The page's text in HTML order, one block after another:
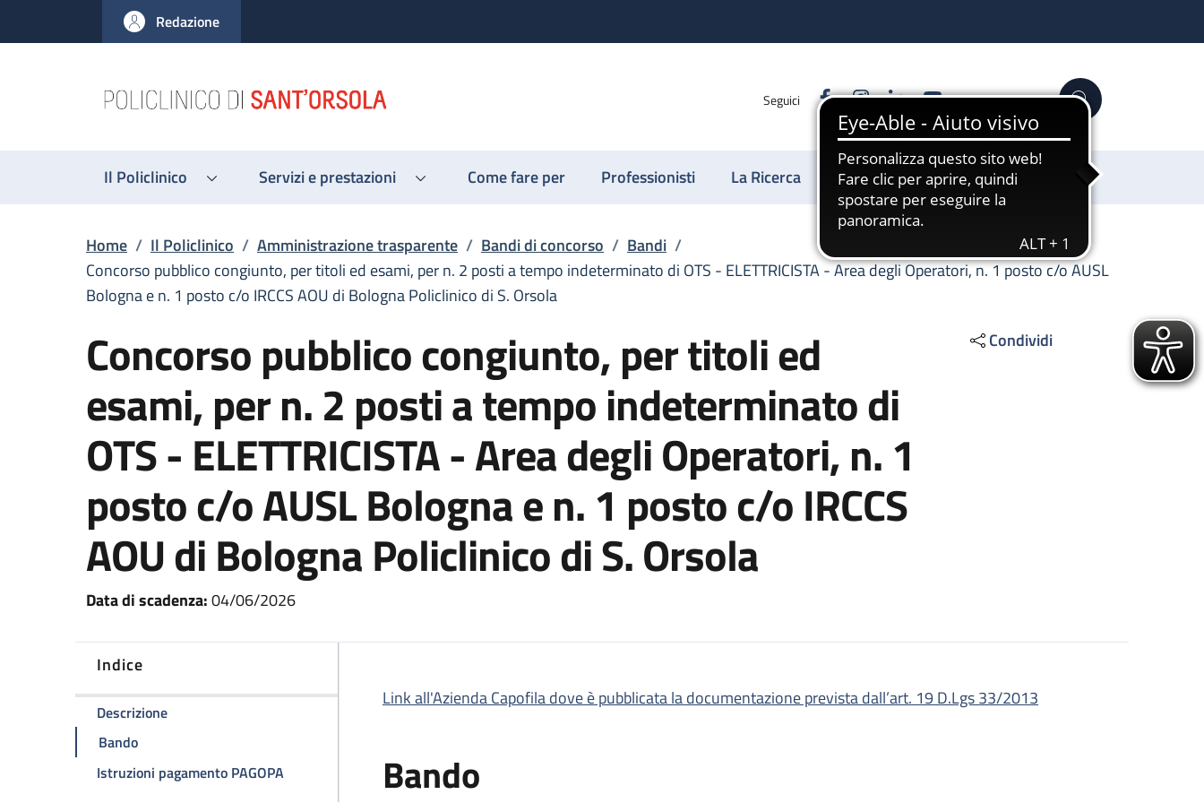
al contenuto principale
to footer content
Redazione
Seguici FacebookInstagram
LinkedinYouTube Cerca
Il Policlinico Servizi e prestazioni Come fare per Professionisti La Ricerca Sostienici
Briciole di pane
Home / Il Policlinico / Amministrazione trasparente / Bandi di concorso / Bandi /
Concorso pubblico congiunto, per titoli ed esami, per n. 2 posti a tempo indeterminato di OTS - ELETTRICISTA - Area degli Operatori, n. 1 posto c/o AUSL
Bologna e n. 1 posto c/o IRCCS AOU di Bologna Policlinico di S. Orsola
Concorso pubblico congiunto, per titoli ed
esami, per n. 2 posti a tempo indeterminato di
OTS - ELETTRICISTA - Area degli Operatori, n. 1
posto c/o AUSL Bologna e n. 1 posto c/o IRCCS
AOU di Bologna Policlinico di S. Orsola
Data di scadenza:04/06/2026
Condividi
Indice
Descrizionedella pagina Concorso pubblico congiunto, per titoli ed esami, per n. 2 posti a tempo indeterminato di OTS - ELETTRICISTA - Area degli Operatori, n. 1 posto c/o AUSL
Bandodella pagina Concorso pubblico congiunto, per titoli ed esami, per n. 2 posti a tempo indeterminato di OTS - ELETTRICISTA - Area degli Operatori, n. 1 posto c/o AUSL
Istruzioni pagamento PAGOPA della pagina Concorso pubblico congiunto, per titoli ed esami, per n. 2 posti a tempo indeterminato di OTS - ELETTRICISTA - Area degli Operatori,
Link all'Azienda Capofila dove è pubblicata la documentazione prevista dall’art. 19 D.Lgs 33/2013
Bando